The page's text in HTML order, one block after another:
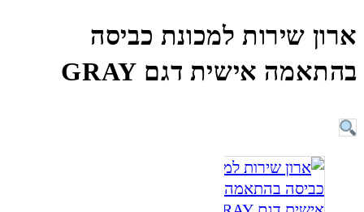
ארון שירות למכונת כביסה
בהתאמה אישית דגם GRAY